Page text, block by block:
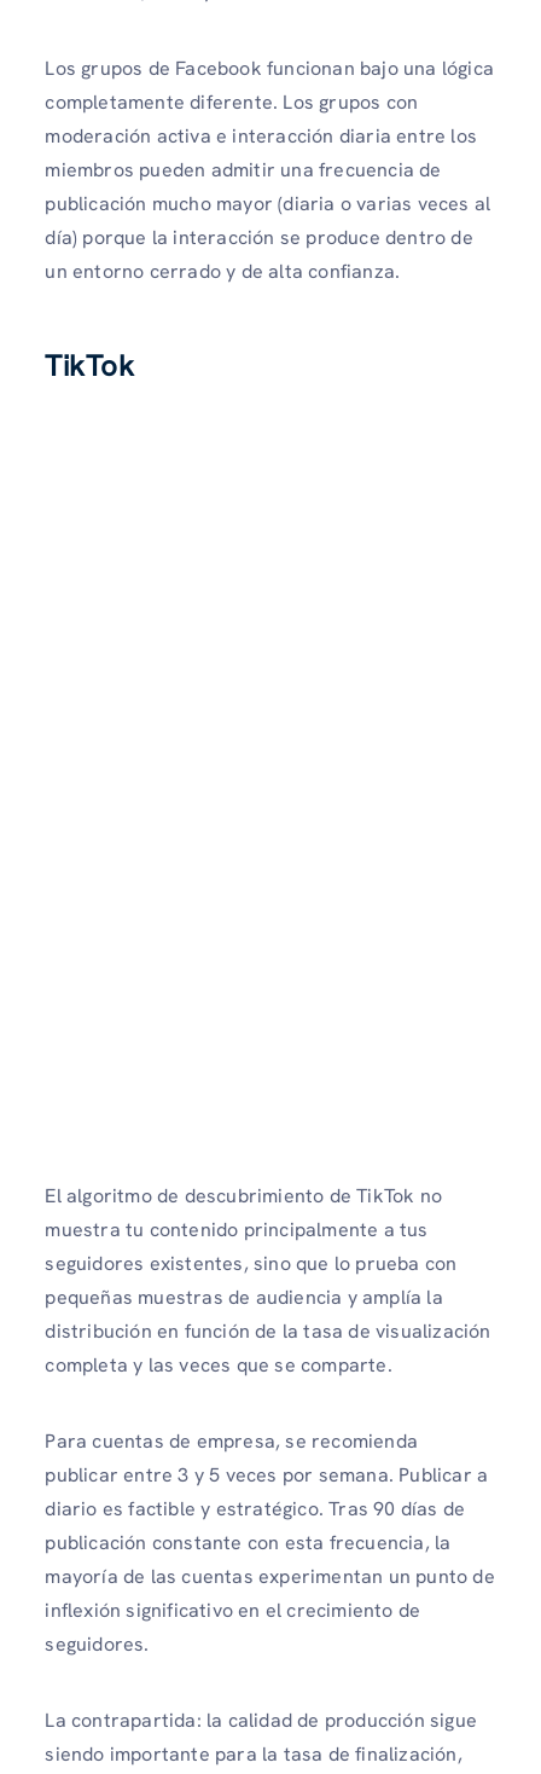
Los grupos de Facebook funcionan bajo una lógica
completamente diferente. Los grupos con
moderación activa e interacción diaria entre los
miembros pueden admitir una frecuencia de
publicación mucho mayor (diaria o varias veces al
día) porque la interacción se produce dentro de
un entorno cerrado y de alta confianza.
TikTok
El algoritmo de descubrimiento de TikTok no
muestra tu contenido principalmente a tus
seguidores existentes, sino que lo prueba con
pequeñas muestras de audiencia y amplía la
distribución en función de la tasa de visualización
completa y las veces que se comparte.
Para cuentas de empresa, se recomienda
publicar entre 3 y 5 veces por semana. Publicar a
diario es factible y estratégico. Tras 90 días de
publicación constante con esta frecuencia, la
mayoría de las cuentas experimentan un punto de
inflexión significativo en el crecimiento de
seguidores.
La contrapartida: la calidad de producción sigue
siendo importante para la tasa de finalización,